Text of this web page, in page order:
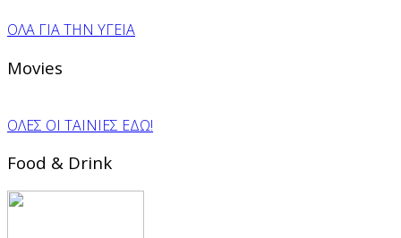
ΟΛΑ ΓΙΑ ΤΗΝ ΥΓΕΙΑ
Movies
ΟΛΕΣ ΟΙ ΤΑΙΝΙΕΣ ΕΔΩ!
Food & Drink